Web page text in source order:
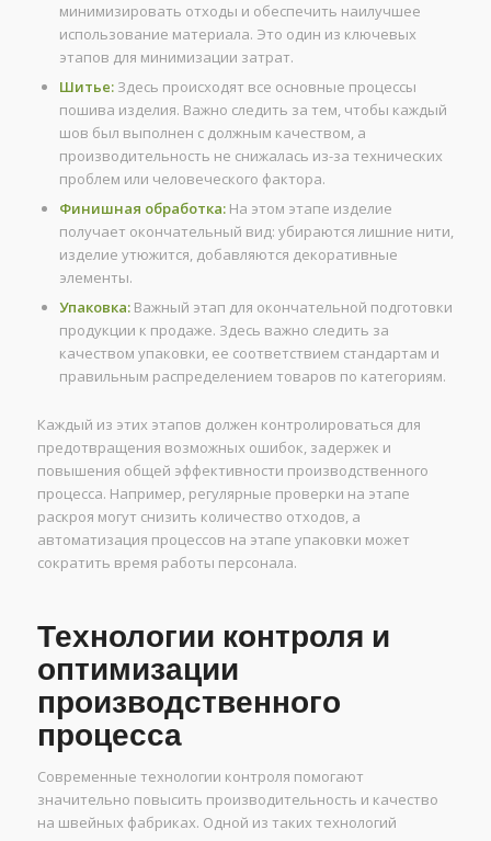
минимизировать отходы и обеспечить наилучшее
использование материала. Это один из ключевых
этапов для минимизации затрат.
Шитье:Здесь происходят все основные процессы
пошива изделия. Важно следить за тем, чтобы каждый
шов был выполнен с должным качеством, а
производительность не снижалась из-за технических
проблем или человеческого фактора.
Финишная обработка:На этом этапе изделие
получает окончательный вид: убираются лишние нити,
изделие утюжится, добавляются декоративные
элементы.
Упаковка:Важный этап для окончательной подготовки
продукции к продаже. Здесь важно следить за
качеством упаковки, ее соответствием стандартам и
правильным распределением товаров по категориям.
Каждый из этих этапов должен контролироваться для
предотвращения возможных ошибок, задержек и
повышения общей эффективности производственного
процесса. Например, регулярные проверки на этапе
раскроя могут снизить количество отходов, а
автоматизация процессов на этапе упаковки может
сократить время работы персонала.
Технологии контроля и
оптимизации
производственного
процесса
Современные технологии контроля помогают
значительно повысить производительность и качество
на швейных фабриках. Одной из таких технологий